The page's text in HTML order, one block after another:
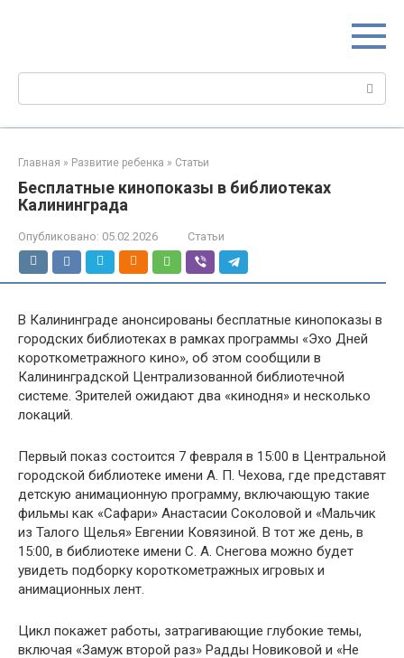
Поиск:
Главная » Развитие ребенка » Статьи
Бесплатные кинопоказы в библиотеках
Калининграда
Опубликовано: 05.02.2026 Статьи
В Калининграде анонсированы бесплатные кинопоказы в
городских библиотеках в рамках программы «Эхо Дней
короткометражного кино», об этом сообщили в
Калининградской Централизованной библиотечной
системе. Зрителей ожидают два «кинодня» и несколько
локаций.
Первый показ состоится 7 февраля в 15:00 в Центральной
городской библиотеке имени А. П. Чехова, где представят
детскую анимационную программу, включающую такие
фильмы как «Сафари» Анастасии Соколовой и «Мальчик
из Талого Щелья» Евгении Ковязиной. В тот же день, в
15:00, в библиотеке имени С. А. Снегова можно будет
увидеть подборку короткометражных игровых и
анимационных лент.
Цикл покажет работы, затрагивающие глубокие темы,
включая «Замуж второй раз» Радды Новиковой и «Не